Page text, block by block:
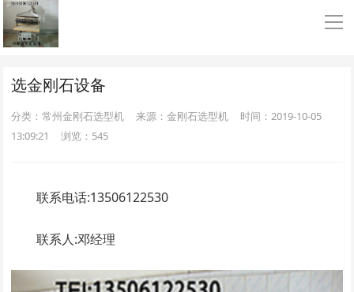
导
金刚石选型机
选金刚石设备
分类：常州金刚石选型机 来源：金刚石选型机
时间：2019-10-05
13:09:21
浏览： 545
联系电话:13506122530
联系人:邓经理